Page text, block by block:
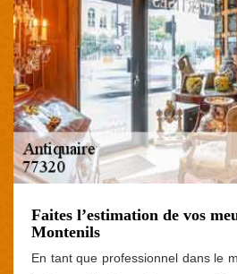
Faites l’estimation de vos
Montenils
En tant que professionnel dans le